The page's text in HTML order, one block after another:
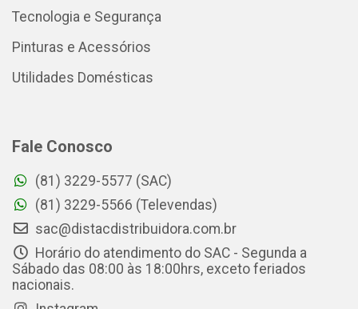
Tecnologia e Segurança
Pinturas e Acessórios
Utilidades Domésticas
Fale Conosco
(81) 3229-5577 (SAC)
(81) 3229-5566 (Televendas)
sac@distacdistribuidora.com.br
Horário do atendimento do SAC - Segunda a
Sábado das 08:00 às 18:00hrs, exceto feriados
nacionais.